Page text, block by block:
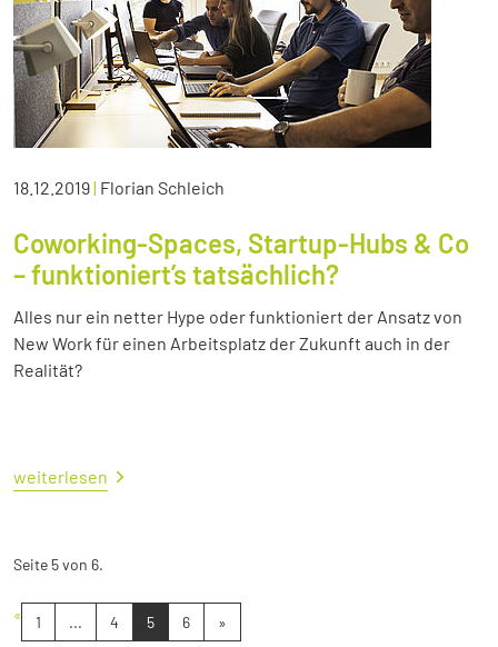
18.12.2019| Florian Schleich
Coworking-Spaces, Startup-Hubs & Co
– funktioniert’s tatsächlich?
Alles nur ein netter Hype oder funktioniert der Ansatz von
New Work für einen Arbeitsplatz der Zukunft auch in der
Realität?
weiterlesen
Seite 5 von 6.
« 1 ... 4 5 6 »